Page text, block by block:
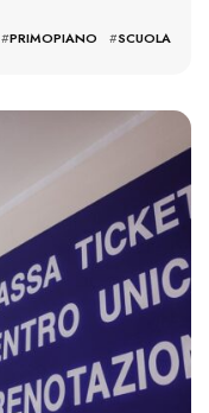
#PRIMOPIANO #SCUOLA